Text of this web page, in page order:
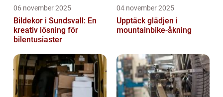
06 november 2025
Bildekor i Sundsvall: En
kreativ lösning för
bilentusiaster
04 november 2025
Upptäck glädjen i
mountainbike-åkning